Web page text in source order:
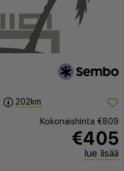
202km
Kokonaishinta €809
€405
lue lisää